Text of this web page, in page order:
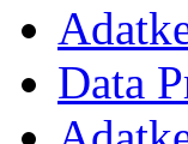
Data